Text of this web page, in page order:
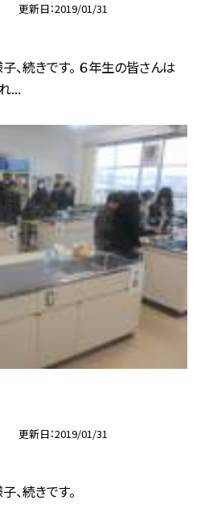
更新日 2019/01/31
続きです。 ６年生の皆さんは
...
更新日 2019/01/31
続きです。